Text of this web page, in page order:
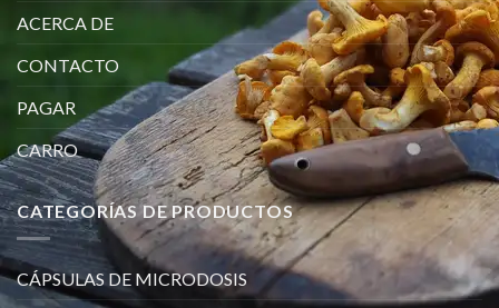
ACERCA DE
CONTACTO
PAGAR
CARRO
CATEGORÍAS DE PRODUCTOS
CÁPSULAS DE MICRODOSIS